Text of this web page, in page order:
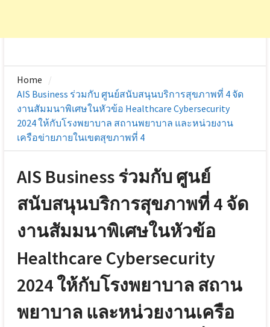
Home
AIS Business ร่วมกับ ศูนย์สนับสนุนบริการสุขภาพที่ 4 จัด
งานสัมมนาพิเศษในหัวข้อ Healthcare Cybersecurity
2024 ให้กับโรงพยาบาล สถานพยาบาล และหน่วยงาน
เครือข่ายภายในเขตสุขภาพที่ 4
AIS Business ร่วมกับ ศูนย์
สนับสนุนบริการสุขภาพที่ 4 จัด
งานสัมมนาพิเศษในหัวข้อ
Healthcare Cybersecurity
2024 ให้กับโรงพยาบาล สถาน
พยาบาล และหน่วยงานเครือ